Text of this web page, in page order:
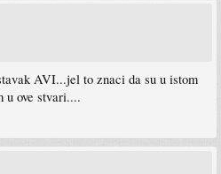
AVI...jel to znaci da su u istom
u ove stvari....